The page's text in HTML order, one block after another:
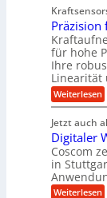
e
c
h
e
i
n
d
e
t
i
e
b
e
f
u
n
d
A
u
f
t
r
a
g
s
e
l
o
s
e
,
w
e
n
i
g
e
r
S
h
n
s
t
a
n
g
e
n
e
t
r
i
e
b
e
Präzision
für hohe
Ihre
Linearität
Weiterlesen:
P
ä
z
i
s
i
o
n
Jetzt auch
Digitaler
Coscom
in
Weiterlesen: